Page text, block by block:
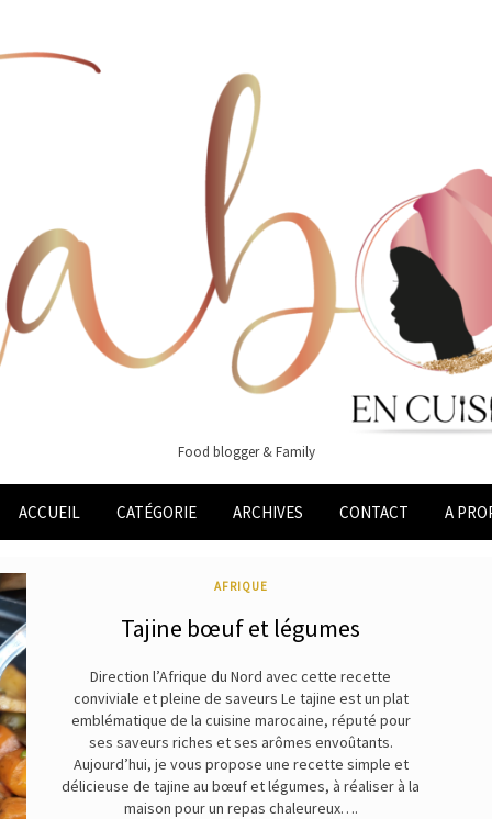
Food blogger & Family
ACCUEIL CATÉGORIE ARCHIVES CONTACT A
AFRIQUE
Tajine bœuf et légumes
Direction l’Afrique du Nord avec cette recette
conviviale et pleine de saveurs Le tajine est un plat
emblématique de la cuisine marocaine, réputé pour
ses saveurs riches et ses arômes envoûtants.
Aujourd’hui, je vous propose une recette simple et
délicieuse de tajine au bœuf et légumes, à réaliser à la
maison pour un repas chaleureux….